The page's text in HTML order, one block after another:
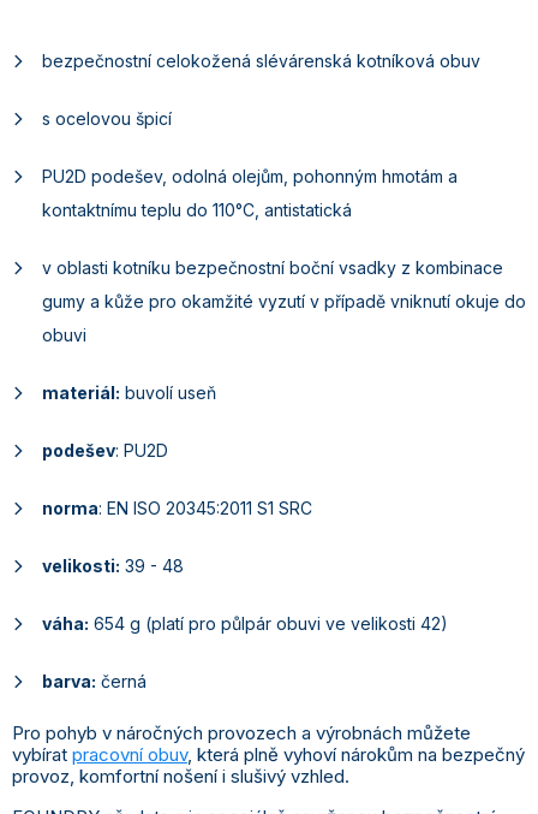
bezpečnostní celokožená slévárenská kotníková obuv
s ocelovou špicí
PU2D podešev, odolná olejům, pohonným hmotám a
kontaktnímu teplu do 110°C, antistatická
v oblasti kotníku bezpečnostní boční vsadky z kombinace
gumy a kůže pro okamžité vyzutí v případě vniknutí okuje do
obuvi
materiál: buvolí useň
podešev: PU2D
norma: EN ISO 20345:2011 S1 SRC
velikosti: 39 - 48
váha: 654 g (platí pro půlpár obuvi ve velikosti 42)
barva: černá
Pro pohyb v náročných provozech a výrobnách můžete
vybírat pracovní obuv, která plně vyhoví nárokům na bezpečný
provoz, komfortní nošení i slušivý vzhled.